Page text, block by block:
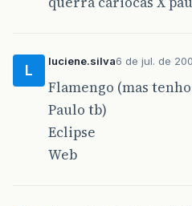
L
luciene.silva6 de jul. de
Flamengo (mas
Paulo tb)
Eclipse
Web